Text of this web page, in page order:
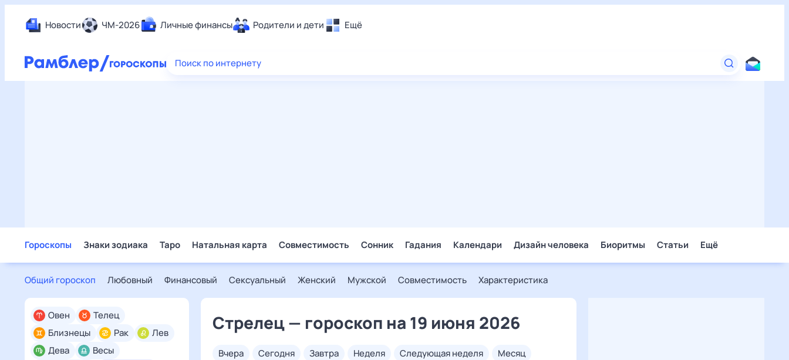
Новости ЧМ-2026 Личные финансы Родители и дети Ещё
Еда
Поиск по интернету
Гороскопы Знаки зодиака Таро Натальная карта Совместимость Сонник Гадания Календари Дизайн человека Биоритмы Статьи Ещё
Общий гороскоп Любовный Финансовый Сексуальный Женский Мужской Совместимость Характеристика
Овен
Телец
Близнецы
Рак
Лев
Дева
Весы
Стрелец — гороскоп на 19 июня 2026
вчера сегодня завтра неделя следующая неделя
месяц